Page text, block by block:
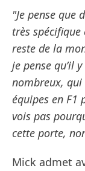
"Je pense que
très
reste de la
je pense qu’il
nombreux, qui
équipes en F1
vois pas
cette porte,
Mick admet